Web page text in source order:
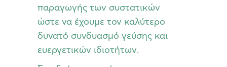
παραγωγής των συστατικών
ώστε να έχουμε τον καλύτερο
δυνατό συνδυασμό γεύσης και
ευεργετικών ιδιοτήτων.